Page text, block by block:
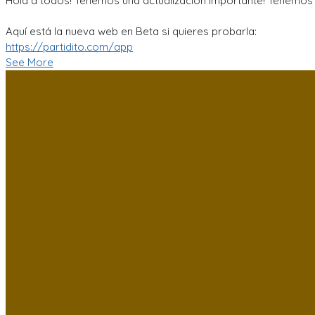
Aquí está la nueva web en Beta si quieres probarla:
https://partidito.com/app
See More